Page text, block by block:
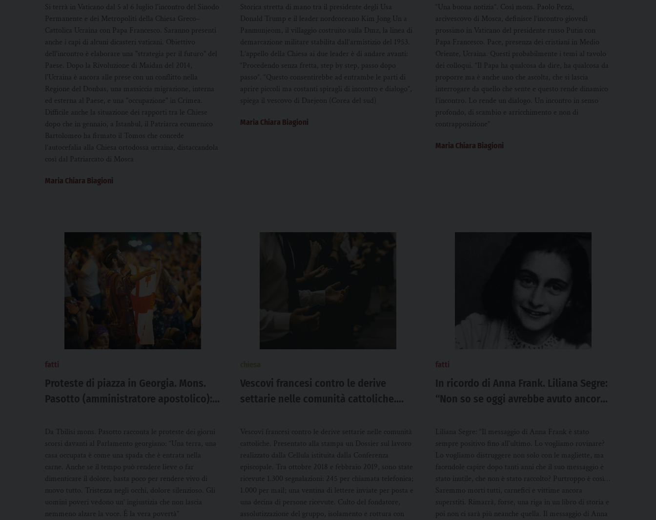
Si terrà in Vaticano dal 5 al 6 luglio l'incontro del Sinodo
Permanente e dei Metropoliti della Chiesa Greco–
Cattolica Ucraina con Papa Francesco. Saranno presenti
anche i capi di alcuni dicasteri vaticani. Obiettivo
dell'incontro è elaborare una "strategia per il futuro" del
Paese. Dopo la Rivoluzione di Maidan del 2014,
l'Ucraina è ancora alle prese con un conflitto nella
Regione del Donbas, una massiccia migrazione, interna
ed esterna al Paese, e una "occupazione" in Crimea.
Difficile anche la situazione dei rapporti tra le Chiese
dopo che in gennaio, a Istanbul, il Patriarca ecumenico
Bartolomeo ha firmato il Tomos che concede
l’autocefalia alla Chiesa ortodossa ucraina, distaccandola
così dal Patriarcato di Mosca
Maria Chiara Biagioni
Storica stretta di mano tra il presidente degli Usa
Donald Trump e il leader nordcoreano Kim Jong Un a
Panmunjeom, il villaggio costruito sulla Dmz, la linea di
demarcazione militare stabilita dall’armistizio del 1953.
L’appello della Chiesa ai due leader è di andare avanti:
“Procedendo senza fretta, step by step, passo dopo
passo”. “Questo consentirebbe ad entrambe le parti di
aprire piccoli ma costanti spiragli di incontro e dialogo”,
spiega il vescovo di Daejeon (Corea del sud)
Maria Chiara Biagioni
“Una buona notizia”. Così mons. Paolo Pezzi,
arcivescovo di Mosca, definisce l’incontro giovedì
prossimo in Vaticano del presidente russo Putin con
Papa Francesco. Pace, presenza dei cristiani in Medio
Oriente, Ucraina. Questi probabilmente i temi al tavolo
dei colloqui. “Il Papa ha qualcosa da dire, ha qualcosa da
proporre ma è anche uno che ascolta, che si lascia
interrogare da quello che sente e questo rende dinamico
l’incontro. Lo rende un dialogo. Un incontro in senso
profondo, di scambio e arricchimento e non di
contrapposizione”
Maria Chiara Biagioni
fatti
Proteste di piazza in Georgia. Mons.
Pasotto (amministratore apostolico):
entrata nella carne”
Da Tbilisi mons. Pasotto racconta le proteste dei giorni
scorsi davanti al Parlamento georgiano: “Una terra, una
casa occupata è come una spada che è entrata nella
carne. Anche se il tempo può rendere lieve o far
dimenticare il dolore, basta poco per rendere vivo di
nuovo tutto. Tristezza negli occhi, dolore silenzioso. Gli
uomini poveri vedono un' ingiustizia che non lascia
nemmeno alzare la voce. È la vera povertà”
Vescovi francesi contro le derive
settarie nelle comunità cattoliche.
Vescovi francesi contro le derive settarie nelle comunità
cattoliche. Presentato alla stampa un Dossier sul lavoro
realizzato dalla Cellula istituita dalla Conferenza
episcopale. Tra ottobre 2018 e febbraio 2019, sono state
ricevute 1.300 segnalazioni: 245 per chiamata telefonica;
1.000 per mail; una ventina di lettere inviate per posta e
una decina di persone ricevute. Culto del fondatore,
assolutizzazione del gruppo, isolamento e rottura con
fatti
In ricordo di Anna Frank. Liliana Segre:
“Non so se oggi avrebbe avuto ancora
Liliana Segre: “Il messaggio di Anna Frank è stato
sempre positivo fino all’ultimo. Lo vogliamo rovinare?
Lo vogliamo distruggere non solo con le magliette, ma
facendole capire dopo tanti anni che il suo messaggio è
stato inutile, che non è stato raccolto? Purtroppo è così…
Saremmo morti tutti, carnefici e vittime ancora
superstiti. Rimarrà, forse, una riga in un libro di storia e
poi non ci sarà più neanche quella. Il messaggio di Anna